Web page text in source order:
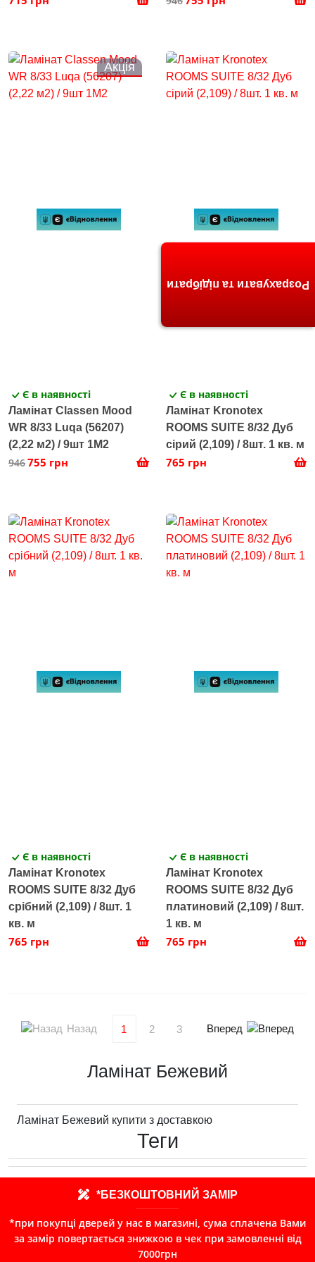
Акція
Є в наявності
Ламінат Classen Mood
WR 8/33 Luqa (56207)
(2,22 м2) / 9шт 1M2
946755 грн
Є в наявності
Ламінат Kronotex
ROOMS SUITE 8/32 Дуб
сірий (2,109) / 8шт. 1 кв. м
765 грн
Є в наявності
Ламінат Kronotex
ROOMS SUITE 8/32 Дуб
срібний (2,109) / 8шт. 1
кв. м
765 грн
Є в наявності
Ламінат Kronotex
ROOMS SUITE 8/32 Дуб
платиновий (2,109) / 8шт.
1 кв. м
765 грн
Назад 1 2 3 Вперед
Ламінат Бежевий
Ламінат Бежевий купити з доставкою
Теги
*БЕЗКОШТОВНИЙ ЗАМІР
*при покупці дверей у нас в магазині, сума сплачена Вами
за замір повертається знижкою в чек при замовленні від
7000грн
Розрахувати та підібрати